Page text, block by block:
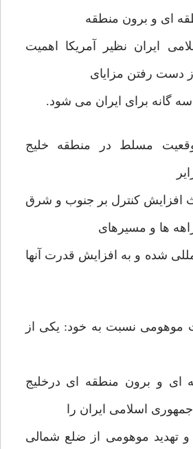
ای و برون منطقه
ایران نظیر آمریکا اهمیت
دست رفتن مزایای
سه گانه برای ایران می شود.
مسلط در منطقه خلیج
افزایش کنترل بر جنوب و شرق
ها و مسیرهای
شده و به افزایش قدرت آنها
موهومی نسبت به خود: یکی از
ای و برون منطقه ای درخلیج
اسلامی ایران را
تهدید موهومی از ضلع شمالی